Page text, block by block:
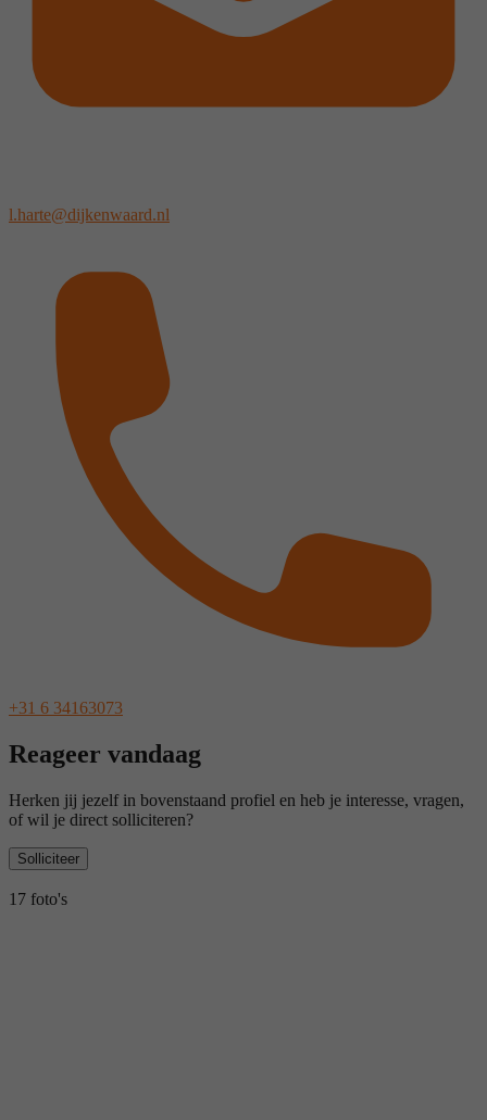
l.harte@dijkenwaard.nl
+31 6 34163073
Reageer vandaag
Herken jij jezelf in bovenstaand profiel en heb je interesse, vragen,
of wil je direct solliciteren?
Solliciteer
17 foto's